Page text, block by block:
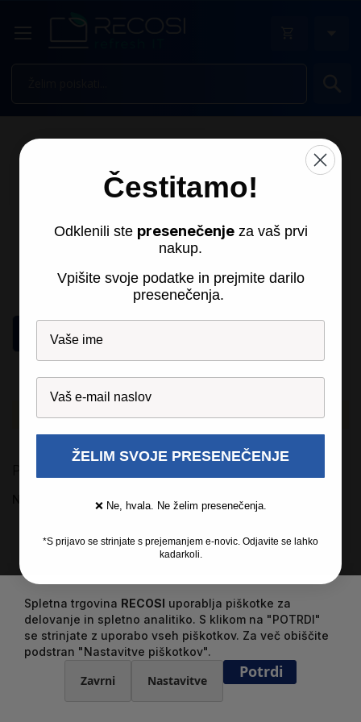
Tablice
Nimate izdelkov za primerjavo.
Spletna trgovina RECOSI uporablja piškotke za
delovanje in spletno analitiko. S klikom na "POTRDI"
se strinjate z uporabo vseh piškotkov. Za več obiščite
podstran "Nastavitve piškotkov".
Zavrni Nastavitve Potrdi
Čestitamo!
Odklenili ste presenečenjeza vaš prvi
nakup.
Vpišite svoje podatke in prejmite darilo
presenečenja.
ŽELIM SVOJE PRESENEČENJE
❌ Ne, hvala. Ne želim presenečenja.
*S prijavo se strinjate s prejemanjem e-novic. Odjavite se lahko
kadarkoli.